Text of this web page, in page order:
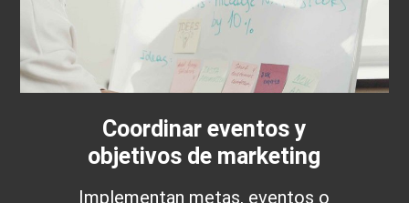
Coordinar eventos y
objetivos de marketing
Implementan metas, eventos o